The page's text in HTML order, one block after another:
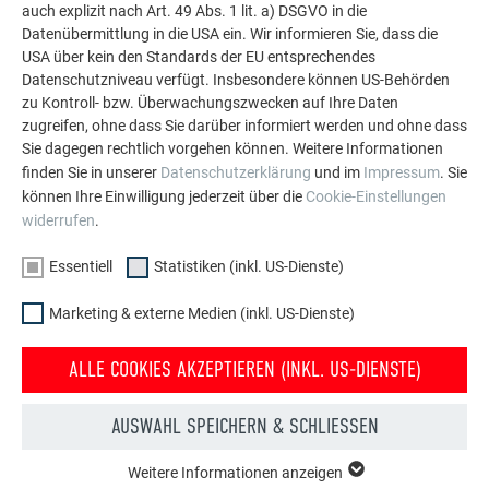
Fassade.
MEHR REFERENZEN ANSEHEN
auch explizit nach Art. 49 Abs. 1 lit. a) DSGVO in die
Datenübermittlung in die USA ein. Wir informieren Sie, dass die
USA über kein den Standards der EU entsprechendes
Datenschutzniveau verfügt. Insbesondere können US-Behörden
zu Kontroll- bzw. Überwachungszwecken auf Ihre Daten
zugreifen, ohne dass Sie darüber informiert werden und ohne dass
Sie dagegen rechtlich vorgehen können. Weitere Informationen
finden Sie in unserer Datenschutzerklärung und im Impressum. Sie
können Ihre Einwilligung jederzeit über die Cookie-Einstellungen
widerrufen.
Essentiell Statistiken (inkl. US-Dienste)
Marketing & externe Medien (inkl. US-Dienste)
ALLE COOKIES AKZEPTIEREN (INKL. US-DIENSTE)
AUSWAHL SPEICHERN & SCHLIESSEN
Weitere Informationen anzeigen